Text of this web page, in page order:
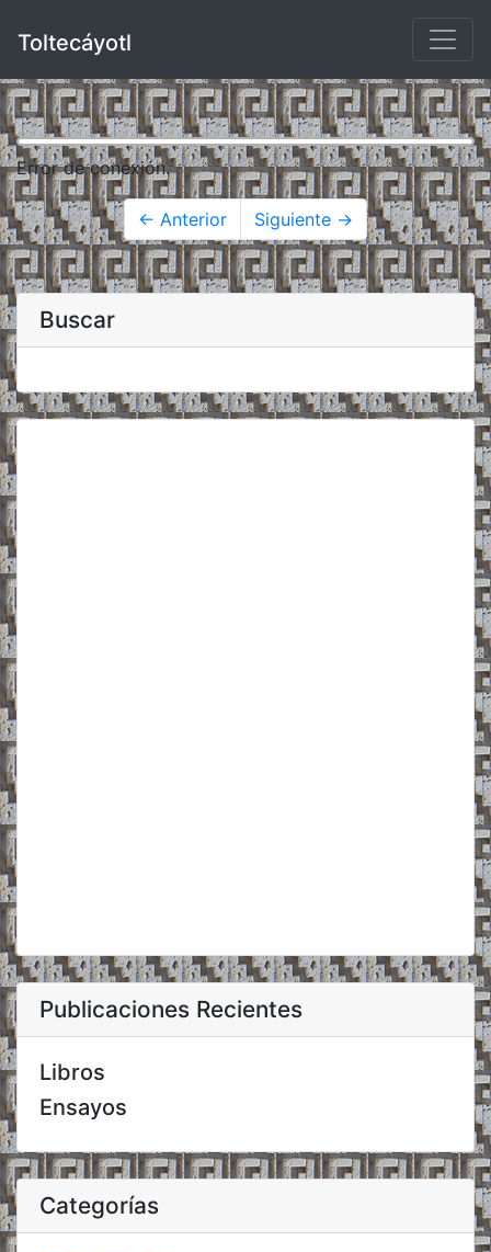
Toltecáyotl
Error de conexión.
← Anterior Siguiente →
Buscar
Publicaciones Recientes
Libros
Ensayos
Categorías